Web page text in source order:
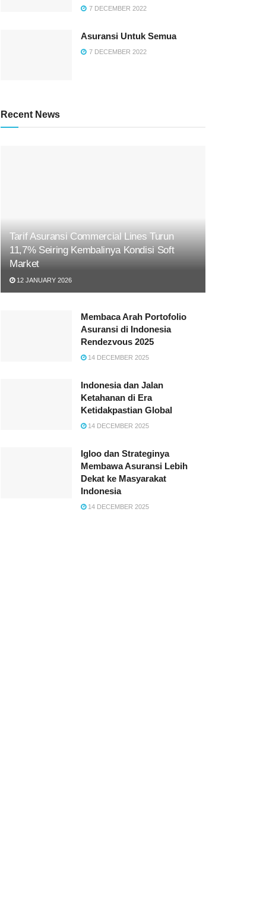
7 DECEMBER 2022
Asuransi Untuk Semua
7 DECEMBER 2022
Recent News
Tarif Asuransi Commercial Lines Turun
11,7% Seiring Kembalinya Kondisi Soft
Market
12 JANUARY 2026
Membaca Arah Portofolio
Asuransi di Indonesia
Rendezvous 2025
14 DECEMBER 2025
Indonesia dan Jalan
Ketahanan di Era
Ketidakpastian Global
14 DECEMBER 2025
Igloo dan Strateginya
Membawa Asuransi Lebih
Dekat ke Masyarakat
Indonesia
14 DECEMBER 2025